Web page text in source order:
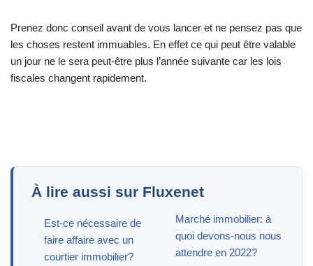
Prenez donc conseil avant de vous lancer et ne pensez pas que
les choses restent immuables. En effet ce qui peut être valable
un jour ne le sera peut-être plus l’année suivante car les lois
fiscales changent rapidement.
À lire aussi sur Fluxenet
Est-ce nécessaire de
faire affaire avec un
courtier immobilier?
Marché immobilier: à
quoi devons-nous nous
attendre en 2022?